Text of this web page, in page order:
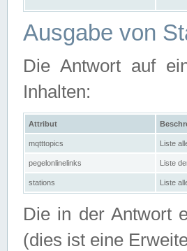
Ausgabe von
Die Antwort auf
Inhalten:
Attribut
mqtttopics Liste
pegelonlinelinks Liste
stations Liste
Die in der Antwort
(dies ist eine